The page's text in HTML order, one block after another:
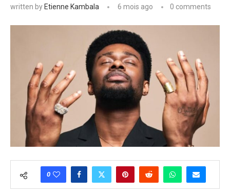
written by Etienne Kambala 6 mois ago 0 comments
0